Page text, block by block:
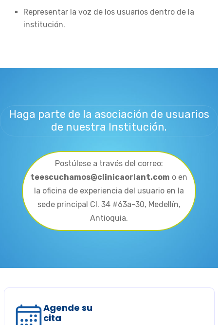
Representar la voz de los usuarios dentro de la
institución.
Haga parte de la asociación de usuarios
de nuestra Institución.
Postúlese a través del correo:
teescuchamos@clinicaorlant.com o en
la oficina de experiencia del usuario en la
sede principal Cl. 34 #63a-30, Medellín,
Antioquia.
Agende su
cita